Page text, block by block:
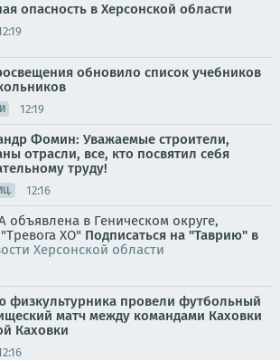
опасность в Херсонской области
обновило список учебников
12:19
Фомин: Уважаемые строители,
отрасли, все, кто посвятил себя
труду!
12:16
объявлена в Геническом округе,
ХО" Подписаться на "Таврию" в
Херсонской области
физкультурника провели футбольный
матч между командами Каховки
Каховки